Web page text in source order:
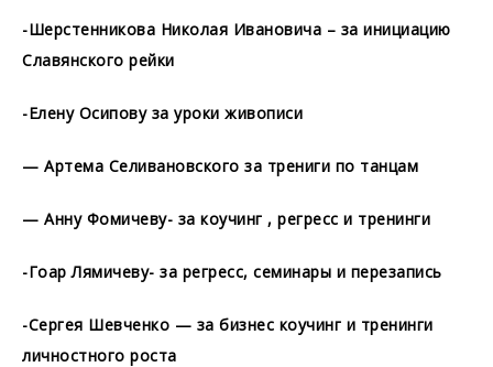
-Шерстенникова Николая Ивановича – за инициацию
Славянского рейки
-Елену Осипову за уроки живописи
— Артема Селивановского за трениги по танцам
— Анну Фомичеву- за коучинг , регресс и тренинги
-Гоар Лямичеву- за регресс, семинары и перезапись
-Сергея Шевченко — за бизнес коучинг и тренинги
личностного роста